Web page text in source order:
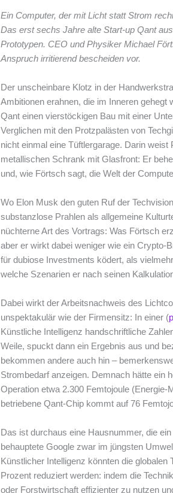
Ein Computer, der mit Licht statt Strom
Das erst sechs Jahre alte Start-up Qant
Prototypen. CEO und Physiker Michael
Anspruch irritierend bescheiden vor.
Der unscheinbare Klotz in der
Ambitionen erahnen, die im Inneren
Qant einen vierstöckigen Bau mit einer
Verglichen mit den Protzpalästen von
nicht einmal eine Tüftlergarage. Darin
metallischen Schrank mit Glasfront: Er
und, wie Förtsch sagt, die Welt der
Wo Elon Musk den guten Ruf der
substanzlose Prahlen als allgemeine
nüchterne Art des Vortrags: Was Förtsch
aber er wirkt dabei weniger wie ein Crypto-
für dubiose Investments ködert, als
welche Szenarien er nach seinen
Dabei wirkt der Arbeitsnachweis des
unspektakulär wie der Firmensitz: In einer (
Künstliche Intelligenz handschriftliche
Weile, spuckt dann ein Ergebnis aus und
bekommen andere auch hin –
Strombedarf anzeigen. Demnach hätte ein
Operation etwa 2.300 Femtojoule
betriebene Qant-Chip kommt auf 76
Das ist durchaus eine Hausnummer, die
behauptete Google zwar im jüngsten
Künstlicher Intelligenz könnten die
Prozent reduziert werden: indem die
oder Forstwirtschaft effizienter zu nutzen